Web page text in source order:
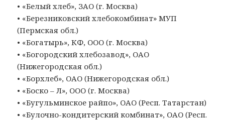
• «Белый хлеб», ЗАО (г. Москва)
• «Березниковский хлебокомбинат» МУП
(Пермская обл.)
• «Богатырь», КФ, ООО (г. Москва)
• «Богородский хлебозавод», ОАО
(Нижегородская обл.)
• «Борхлеб», ОАО (Нижегородская обл.)
• «Боско – Л», ООО (г. Москва)
• «Бугульминское райпо», ОАО (Респ. Татарстан)
• «Булочно-кондитерский комбинат», ОАО (Респ.